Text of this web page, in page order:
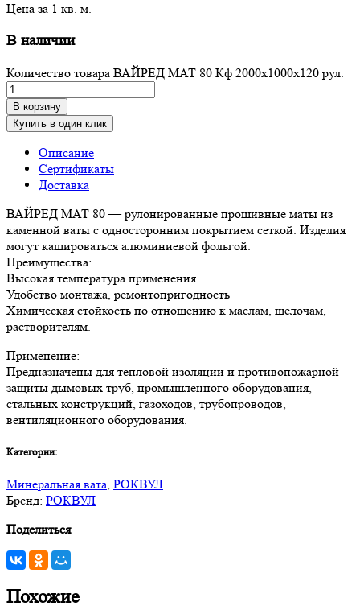
Цена за 1 кв. м.
В наличии
Количество товара ВАЙРЕД МАТ 80 Кф 2000x1000x120 рул.
В корзину
Купить в один клик
Описание
Сертификаты
Доставка
ВАЙРЕД МАТ 80 — рулонированные прошивные маты из
каменной ваты с односторонним покрытием сеткой. Изделия
могут кашироваться алюминиевой фольгой.
Преимущества:
Высокая температура применения
Удобство монтажа, ремонтопригодность
Химическая стойкость по отношению к маслам, щелочам,
растворителям.
Применение:
Предназначены для тепловой изоляции и противопожарной
защиты дымовых труб, промышленного оборудования,
стальных конструкций, газоходов, трубопроводов,
вентиляционного оборудования.
Категории:
Минеральная вата, РОКВУЛ
Бренд: РОКВУЛ
Поделиться
Похожие